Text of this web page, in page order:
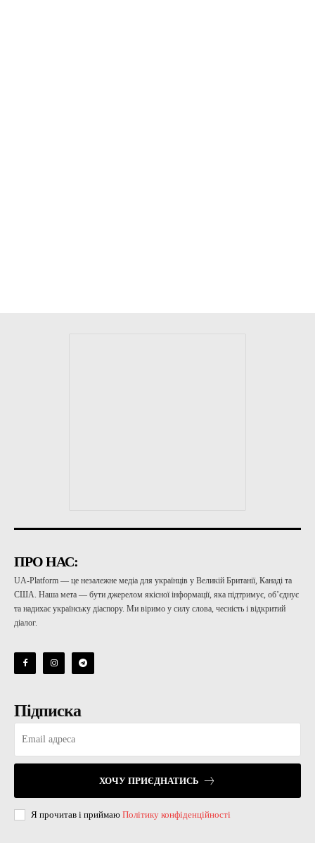
ПРО НАС:
UA-Platform — це незалежне медіа для українців у Великій Британії, Канаді та
США. Наша мета — бути джерелом якісної інформації, яка підтримує, об’єднує
та надихає українську діаспору. Ми віримо у силу слова, чесність і відкритий
діалог.
Підписка
ХОЧУ ПРИЄДНАТИСЬ
Я прочитав і приймаю Політику конфіденційності